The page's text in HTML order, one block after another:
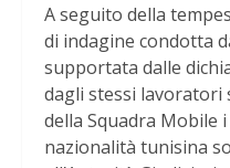
A seguito della
di indagine condotta
supportata dalle
dagli stessi
della Squadra Mobile
nazionalità tunisina